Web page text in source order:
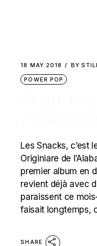
18 MAY 2018 BY
POWER POP
Les Snacks, c’est
Originiare de
premier album en
revient déjà avec
paraissent ce
faisait longtemps,
SHARE